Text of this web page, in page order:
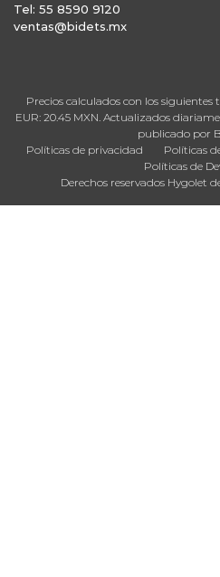
Tel: 55 8590 9120
ventas@bidets.mx
Precios calculados con los siguientes
EUR: 20.45 MXN. Actualizados
publicado por
Políticas de privacidad
Políticas
Políticas de
Derechos reservados Hygolet